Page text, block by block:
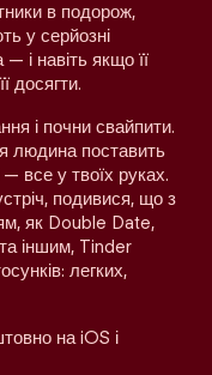
в подорож,
у серйозні
і навіть якщо її
досягти.
і почни свайпити.
людина поставить
все у твоїх руках.
подивися, що з
як Double Date,
іншим, Tinder
легких,
на iOS і